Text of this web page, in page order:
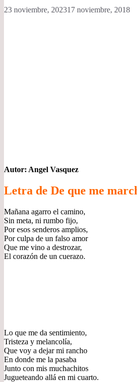
23 noviembre, 202317 noviembre, 2018
Autor: Angel Vasquez
Letra de De que me
Mañana agarro el camino,
Sin meta, ni rumbo fijo,
Por esos senderos amplios,
Por culpa de un falso amor
Que me vino a destrozar,
El corazón de un cuerazo.
Lo que me da sentimiento,
Tristeza y melancolía,
Que voy a dejar mi rancho
En donde me la pasaba
Junto con mis muchachitos
Jugueteando allá en mi cuarto.